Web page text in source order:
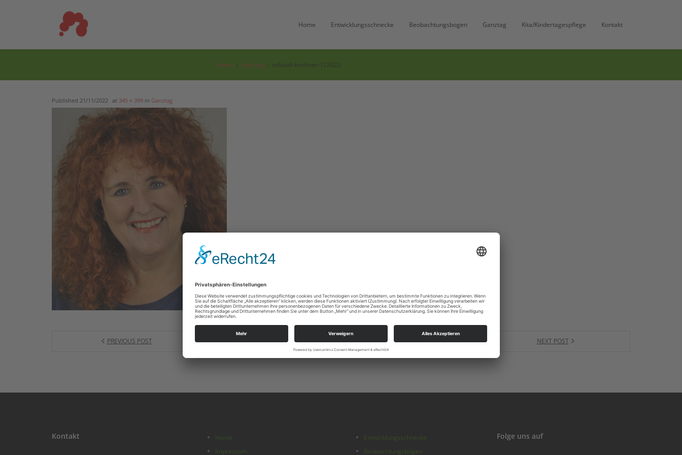
Home Entwicklungsschnecke Beobachtungsbogen Ganztag Kita/Kindertagespflege Kontakt
Home / Ganztag / schlaaf-kirchner-112022
Published 21/11/2022 at 345 × 399 in Ganztag
PREVIOUS POST NEXT POST
Kontakt
Home
Impressum
Entwicklungsschnecke
Beobachtungsbögen
Folge uns auf